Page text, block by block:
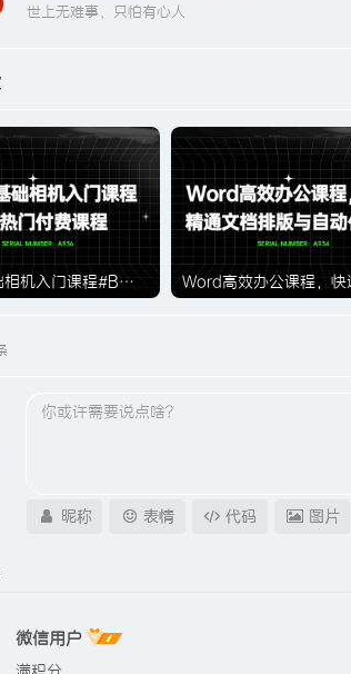
世上无难事，只怕有心人
摄影零基础相机入门课程#B站付费课程#A936
昵称 表情 代码 图片
微信用户